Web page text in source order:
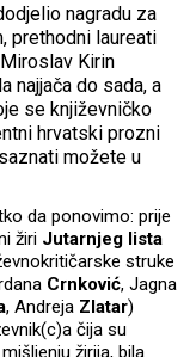
nagradu za
prethodni laureati
Kirin
najjača do sada, a
se književničko
hrvatski prozni
možete u
da ponovimo: prije
žiri Jutarnjeg lista
struke
Crnković, Jagna
, Andreja Zlatar)
čija su
žirija, bila